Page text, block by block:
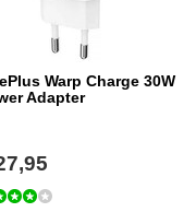
Warp Charge 30W
Adapter